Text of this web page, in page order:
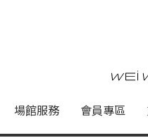
中心
場館服務 會員專區